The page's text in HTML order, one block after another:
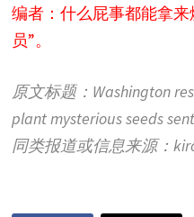
编者：什么屁事都能拿
员”。
原文标题：Washington
plant mysterious seeds
同类报道或信息来源：